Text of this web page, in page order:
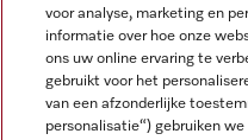
Miele op Instagram
Miele op Facebook
Miele op
voor analyse, marketing en
informatie over hoe onze
ons uw online ervaring te
gebruikt voor het
van een afzonderlijke
personalisatie“) gebruiken